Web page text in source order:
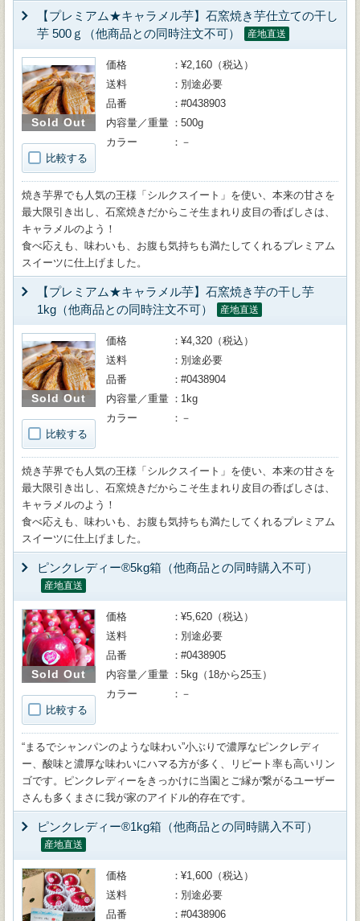
【プレミアム★キャラメル芋】石窯焼き芋仕立ての干し
芋 500ｇ（他商品との同時注文不可）
産地直送
Sold Out
比較する
価格
¥2,160（税込）
送料
別途必要
品番
#0438903
内容量／重量
500g
カラー
－
焼き芋界でも人気の王様「シルクスイート」を使い、本来の甘さを
最大限引き出し、石窯焼きだからこそ生まれり皮目の香ばしさは、
キャラメルのよう！
食べ応えも、味わいも、お腹も気持ちも満たしてくれるプレミアム
スイーツに仕上げました。
【プレミアム★キャラメル芋】石窯焼き芋の干し芋
1kg（他商品との同時注文不可）
産地直送
Sold Out
比較する
価格
¥4,320（税込）
送料
別途必要
品番
#0438904
内容量／重量
1kg
カラー
－
焼き芋界でも人気の王様「シルクスイート」を使い、本来の甘さを
最大限引き出し、石窯焼きだからこそ生まれり皮目の香ばしさは、
キャラメルのよう！
食べ応えも、味わいも、お腹も気持ちも満たしてくれるプレミアム
スイーツに仕上げました。
ピンクレディー®5kg箱（他商品との同時購入不可）
産地直送
Sold Out
比較する
価格
¥5,620（税込）
送料
別途必要
品番
#0438905
内容量／重量
5kg（18から25玉）
カラー
－
“まるでシャンパンのような味わい”小ぶりで濃厚なピンクレディ
ー、酸味と濃厚な味わいにハマる方が多く、リピート率も高いリン
ゴです。ピンクレディーをきっかけに当園とご縁が繋がるユーザー
さんも多くまさに我が家のアイドル的存在です。
ピンクレディー®1kg箱（他商品との同時購入不可）
産地直送
価格
¥1,600（税込）
送料
別途必要
品番
#0438906